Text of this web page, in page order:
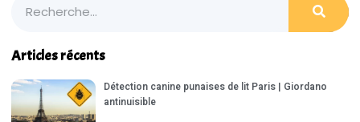
Articles récents
Détection canine punaises de lit Paris | Giordano
antinuisible